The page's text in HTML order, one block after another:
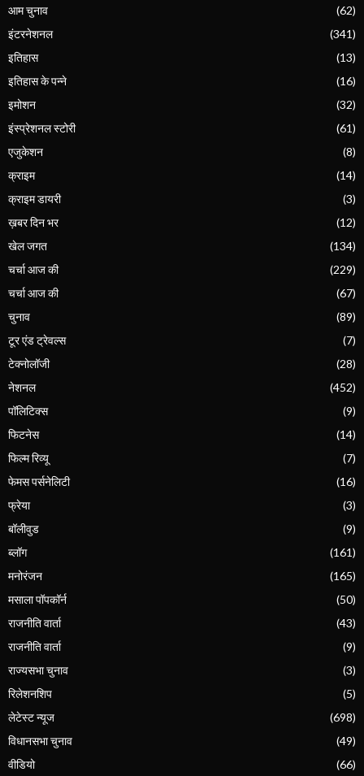
आम चुनाव
(62)
इंटरनेशनल
(341)
इतिहास
(13)
इतिहास के पन्ने
(16)
इमोशन
(32)
इंस्प्रेशनल स्टोरी
(61)
एजुकेशन
(8)
क्राइम
(14)
क्राइम डायरी
(3)
ख़बर दिन भर
(12)
खेल जगत
(134)
चर्चा आज की
(229)
चर्चा आज की
(67)
चुनाव
(89)
टूर एंड ट्रेवल्स
(7)
टेक्नोलॉजी
(28)
नेशनल
(452)
पॉलिटिक्स
(9)
फिटनेस
(14)
फिल्म रिव्यू
(7)
फेमस पर्सनेलिटी
(16)
फ्रेया
(3)
बॉलीवुड
(9)
ब्लॉग
(161)
मनोरंजन
(165)
मसाला पॉपकॉर्न
(50)
राजनीति वार्ता
(43)
राजनीति वार्ता
(9)
राज्यसभा चुनाव
(3)
रिलेशनशिप
(5)
लेटेस्ट न्यूज
(698)
विधानसभा चुनाव
(49)
वीडियो
(66)